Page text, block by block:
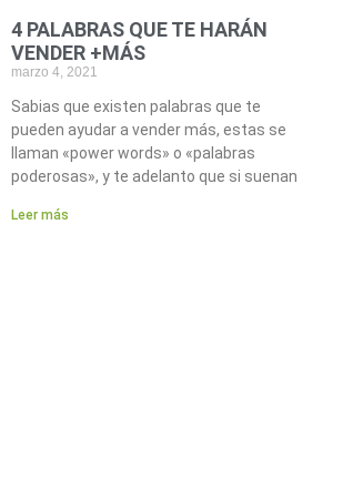
4 PALABRAS QUE TE HARÁN
VENDER +MÁS
marzo 4, 2021
Sabias que existen palabras que te
pueden ayudar a vender más, estas se
llaman «power words» o «palabras
poderosas», y te adelanto que si suenan
Leer más